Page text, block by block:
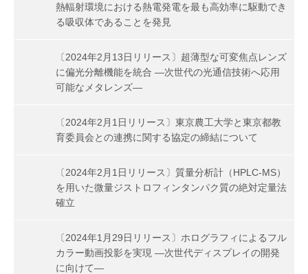
熱輻射環境における熱電発電を最も高効率に駆動でき
る吸収体であることを発見
〔2024年2月13日リリース〕超薄型な可変焦点レンズ
に偏光分離機能を統合 ―次世代の光通信技術へ応用
可能なメタレンズ―
〔2024年2月1日リリース〕東京農工大学と東京都教
育委員会との連携に関する協定の締結について
〔2024年2月1日リリース〕質量分析計（HPLC-MS）
を用いた微量ジストロフィンタンパク質の絶対定量法
確立
〔2024年1月29日リリース〕ホログラフィによるフル
カラー動画投影を実現 ―次世代ディスプレイの開発
に向けて―